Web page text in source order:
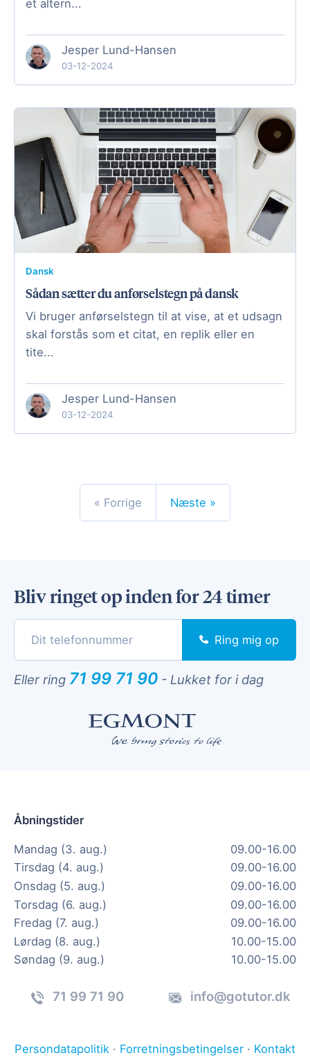
et altern...
Jesper Lund-Hansen
03-12-2024
Dansk
Sådan sætter du anførselstegn på dansk
Vi bruger anførselstegn til at vise, at et udsagn
skal forstås som et citat, en replik eller en
tite...
Jesper Lund-Hansen
03-12-2024
« Forrige Næste »
Bliv ringet op inden for 24 timer
Ring mig op
Eller ring 71 99 71 90 - Lukket for i dag
Åbningstider
Mandag (3. aug.)
09.00-16.00
Tirsdag (4. aug.)
09.00-16.00
Onsdag (5. aug.)
09.00-16.00
Torsdag (6. aug.)
09.00-16.00
Fredag (7. aug.)
09.00-16.00
Lørdag (8. aug.)
10.00-15.00
Søndag (9. aug.)
10.00-15.00
71 99 71 90 info@gotutor.dk
Persondatapolitik · Forretningsbetingelser · Kontakt